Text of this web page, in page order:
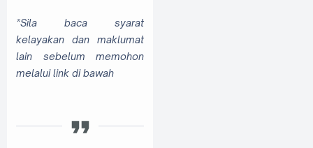
*Sila baca syarat
kelayakan dan maklumat
lain sebelum memohon
melalui link di bawah